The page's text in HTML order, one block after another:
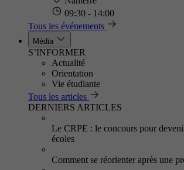
09:30 - 14:00
Tous les événements
Média
S’INFORMER
Actualité
Orientation
Vie étudiante
Tous les articles
DERNIERS ARTICLES
Le CRPE : le concours pour
écoles
Comment se réorienter après une